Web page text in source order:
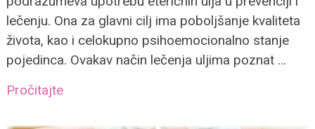
lečenju. Ona za glavni cilj ima poboljšanje kvaliteta
života, kao i celokupno psihoemocionalno stanje
pojedinca. Ovakav način lečenja uljima poznat …
Pročitajte